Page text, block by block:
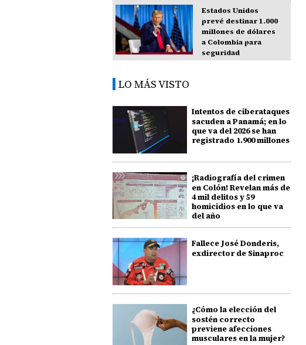
Estados Unidos
prevé destinar 1.000
millones de dólares
a Colombia para
seguridad
LO MÁS VISTO
Intentos de ciberataques
sacuden a Panamá; en lo
que va del 2026 se han
registrado 1.900 millones
¡Radiografía del crimen
en Colón! Revelan más de
4 mil delitos y 59
homicidios en lo que va
del año
Fallece José Donderis,
exdirector de Sinaproc
¿Cómo la elección del
sostén correcto
previene afecciones
musculares en la mujer?